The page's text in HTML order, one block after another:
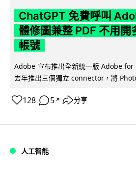
ChatGPT 免費呼叫
體修圖兼整 PDF 不用開
帳號
Adobe 宣布推出全新統一版 Adobe for
去年推出三個獨立 connector，將
128 5 ↗ 分享
人工智能